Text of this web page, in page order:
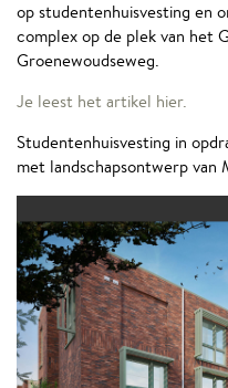
op studentenhuisvesting en
complex op de plek van het
Groenewoudseweg.
Je leest het artikel hier.
Studentenhuisvesting in
met landschapsontwerp van